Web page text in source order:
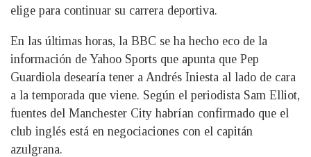
elige para continuar su carrera deportiva.
En las últimas horas, la BBC se ha hecho eco de la
información de Yahoo Sports que apunta que Pep
Guardiola desearía tener a Andrés Iniesta al lado de cara
a la temporada que viene. Según el periodista Sam Elliot,
fuentes del Manchester City habrían confirmado que el
club inglés está en negociaciones con el capitán
azulgrana.